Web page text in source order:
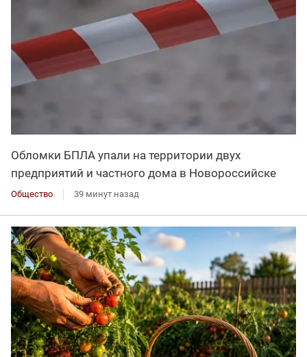
Обломки БПЛА упали на территории двух
предприятий и частного дома в Новороссийске
Общество 39 минут назад